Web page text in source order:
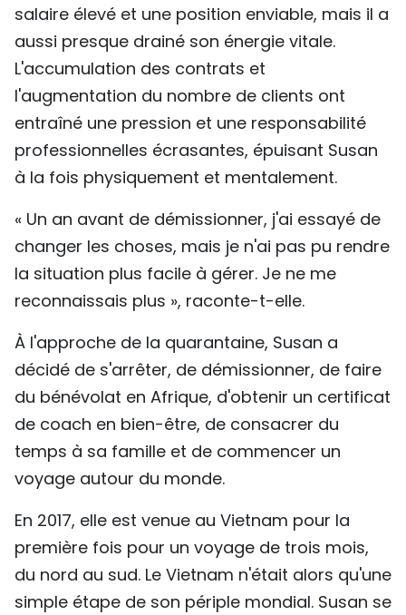
salaire élevé et une position enviable, mais il a
aussi presque drainé son énergie vitale.
L'accumulation des contrats et
l'augmentation du nombre de clients ont
entraîné une pression et une responsabilité
professionnelles écrasantes, épuisant Susan
à la fois physiquement et mentalement.
« Un an avant de démissionner, j'ai essayé de
changer les choses, mais je n'ai pas pu rendre
la situation plus facile à gérer. Je ne me
reconnaissais plus », raconte-t-elle.
À l'approche de la quarantaine, Susan a
décidé de s'arrêter, de démissionner, de faire
du bénévolat en Afrique, d'obtenir un certificat
de coach en bien-être, de consacrer du
temps à sa famille et de commencer un
voyage autour du monde.
En 2017, elle est venue au Vietnam pour la
première fois pour un voyage de trois mois,
du nord au sud. Le Vietnam n'était alors qu'une
simple étape de son périple mondial. Susan se